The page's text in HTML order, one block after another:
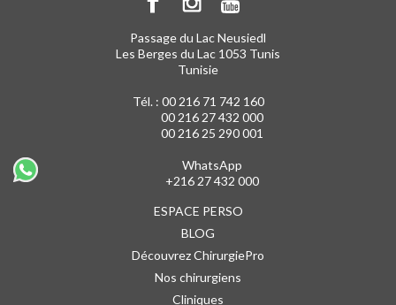
Passage du Lac Neusiedl
Les Berges du Lac 1053 Tunis
Tunisie
Tél. : 00 216 71 742 160
00 216 27 432 000
00 216 25 290 001
WhatsApp
+216 27 432 000
ESPACE PERSO
BLOG
Découvrez ChirurgiePro
Nos chirurgiens
Cliniques